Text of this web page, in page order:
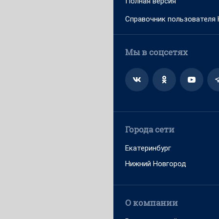
Справочник пользователя
Мы в соцсетях
Города сети
Екатеринбург
Нижний Новгород
О компании